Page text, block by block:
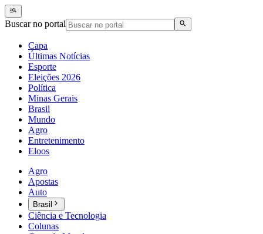
Buscar no portal
Capa
Últimas Notícias
Esporte
Eleições 2026
Política
Minas Gerais
Brasil
Mundo
Agro
Entretenimento
Eloos
Agro
Apostas
Auto
Brasil
Ciência e Tecnologia
Colunas